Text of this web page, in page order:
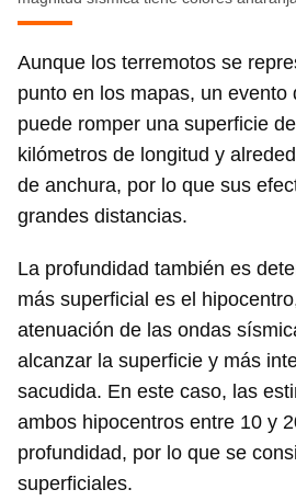
Aunque los terremotos se
punto en los mapas, un evento
puede romper una superficie
kilómetros de longitud y
de anchura, por lo que sus
grandes distancias.
La profundidad también es
más superficial es el
atenuación de las ondas
alcanzar la superficie y más
sacudida. En este caso, las
ambos hipocentros entre 10 y
profundidad, por lo que se
superficiales.